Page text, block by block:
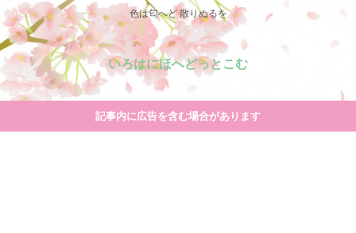
色は匂へど 散りぬるを
いろはにほへどっとこむ
記事内に広告を含む場合があります